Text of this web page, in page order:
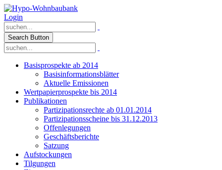
Login
Search Button
Basisprospekte ab 2014
Basisinformationsblätter
Aktuelle Emissionen
Wertpapierprospekte bis 2014
Publikationen
Partizipationsrechte ab 01.01.2014
Partizipationsscheine bis 31.12.2013
Offenlegungen
Geschäftsberichte
Satzung
Aufstockungen
Tilgungen